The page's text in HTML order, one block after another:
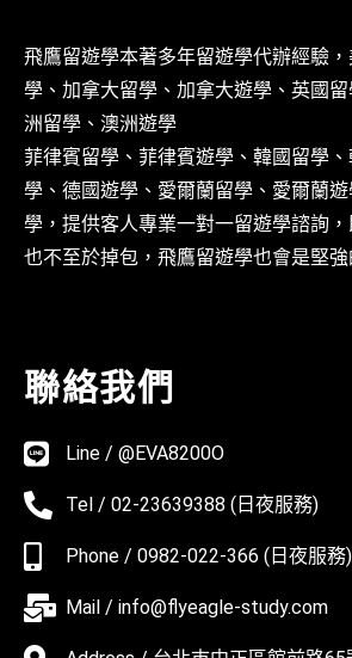
飛鷹留遊學本著多年留遊學代辦經驗
學、加拿大留學、加拿大遊學、英國
洲留學、澳洲遊學
菲律賓留學、菲律賓遊學、韓國留學
學、德國遊學、愛爾蘭留學、愛爾蘭
學，提供客人專業一對一留遊學諮詢，
也不至於掉包，飛鷹留遊學也會是堅強
聯絡我們
Line / @EVA8200O
Tel / 02-23639388 (日夜服務)
Phone / 0982-022-366 (日夜服務)
Mail / info@flyeagle-study.com